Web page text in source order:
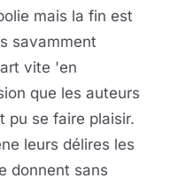
mais la fin est
savamment
vite 'en
que les auteurs
pu se faire plaisir.
leurs délires les
donnent sans